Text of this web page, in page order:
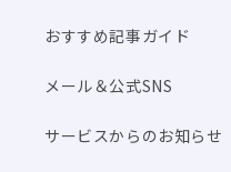
おすすめ記事ガイド
メール＆公式SNS
サービスからのお知らせ